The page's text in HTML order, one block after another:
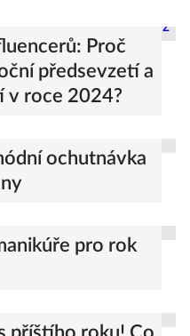
Proč
předsevzetí a
v roce 2024?
ochutnávka
pro rok